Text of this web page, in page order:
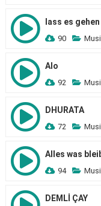
lass es gehen
90
Alo
92
DHURATA
72
Alles was
94
DEMLİ ÇAY